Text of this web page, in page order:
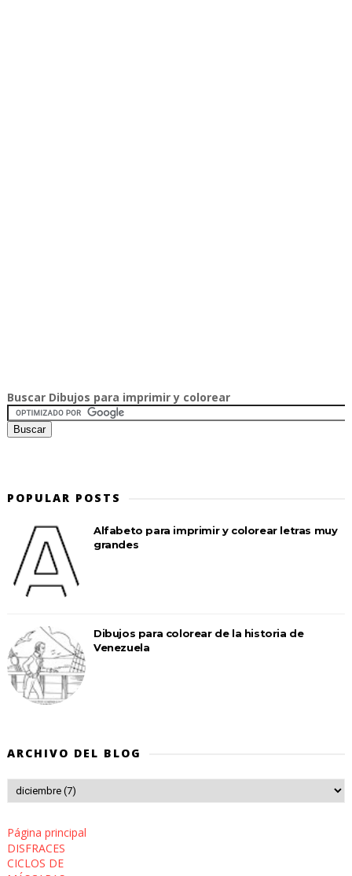
Buscar Dibujos para imprimir y colorear
POPULAR POSTS
Alfabeto para imprimir y colorear letras muy
grandes
Dibujos para colorear de la historia de
Venezuela
ARCHIVO DEL BLOG
Página principal
DISFRACES
CICLOS DE